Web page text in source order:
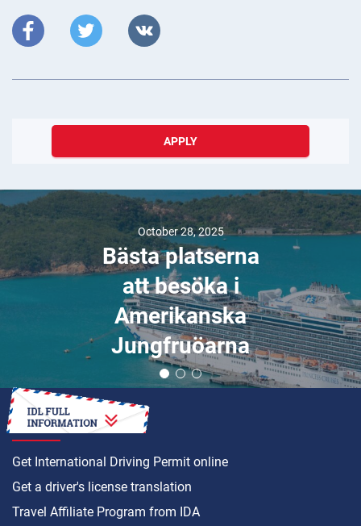
APPLY
December 01, 2024
Bästa platserna
att besöka i
Sverige
HOW TO
Get International Driving Permit online
Get a driver's license translation
Travel Affiliate Program from IDA